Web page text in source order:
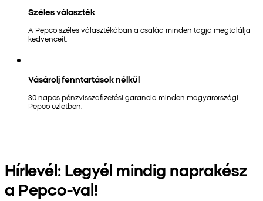
Széles választék
A Pepco széles választékában a család minden tagja megtalálja
kedvenceit.
Vásárolj fenntartások nélkül
30 napos pénzvisszafizetési garancia minden magyarországi
Pepco üzletben.
Hírlevél: Legyél mindig naprakész
a Pepco-val!